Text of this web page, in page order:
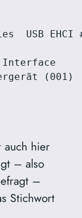
USB EHCI
Interface
(001)
auch hier
– also
–
Stichwort